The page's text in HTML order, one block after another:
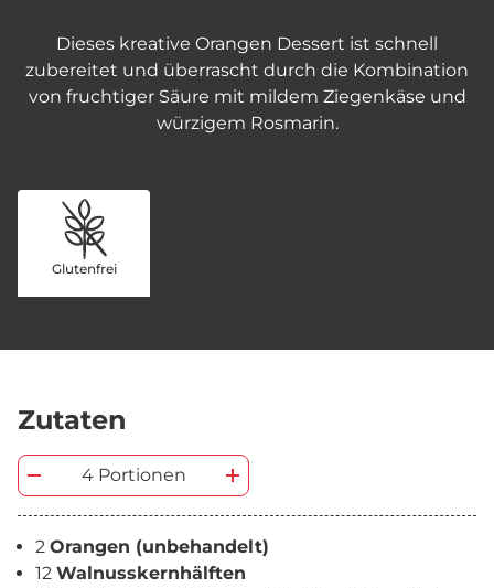
Dieses kreative Orangen Dessert ist schnell
zubereitet und überrascht durch die Kombination
von fruchtiger Säure mit mildem Ziegenkäse und
würzigem Rosmarin.
Glutenfrei
Zutaten
4 Portionen
2 Orangen (unbehandelt)
12 Walnusskernhälften